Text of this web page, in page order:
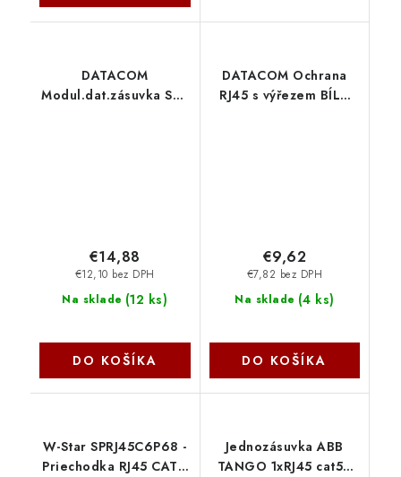
DATACOM
Modul.dat.zásuvka STP
Na sklade (12 ks)
€12,10 bez DPH
€14,88
DO KOŠÍKA
DATACOM Ochrana
RJ45 s výřezem BÍLÁ
Na sklade (4 ks)
€7,82 bez DPH
€9,62
DO KOŠÍKA
W-Star SPRJ45C6P68 -
Priechodka RJ45 CAT6
Jednozásuvka ABB
TANGO 1xRJ45 cat5e